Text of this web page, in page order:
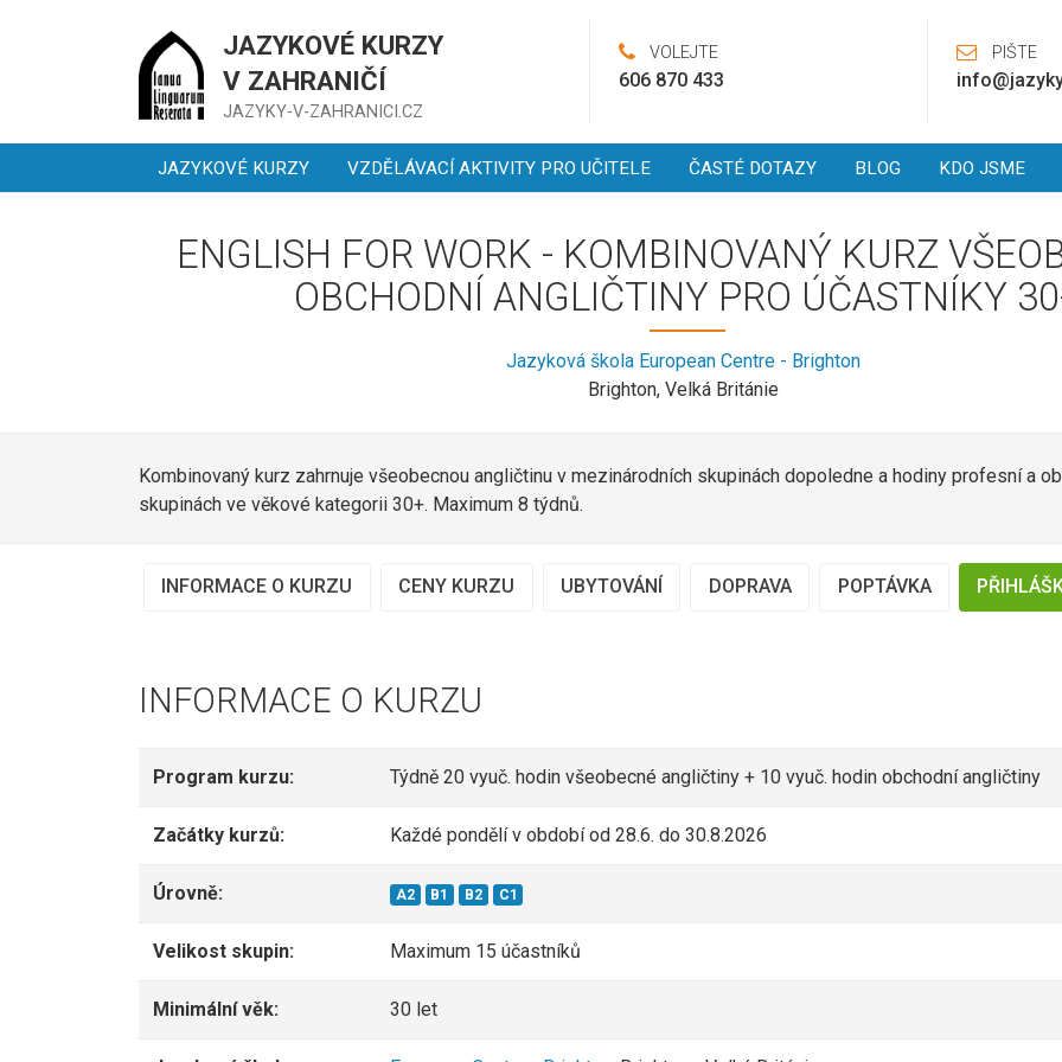
JAZYKOVÉ KURZY
V ZAHRANIČÍ
JAZYKY-V-ZAHRANICI.CZ
VOLEJTE
606 870 433
PIŠTE
JAZYKOVÉ KURZY VZDĚLÁVACÍ AKTIVITY PRO UČITELE ČASTÉ DOTAZY BLOG KDO JSME
ENGLISH FOR WORK - KOMBINOVANÝ KURZ
OBCHODNÍ ANGLIČTINY PRO ÚČASTNÍKY
Jazyková škola European Centre - Brighton
Brighton, Velká Británie
Kombinovaný kurz zahrnuje všeobecnou angličtinu v mezinárodních skupinách dopoledne a hodiny profesní a
skupinách ve věkové kategorii 30+. Maximum 8 týdnů.
INFORMACE O KURZU CENY KURZU UBYTOVÁNÍ DOPRAVA POPTÁVKA
INFORMACE O KURZU
Program kurzu: Týdně 20 vyuč. hodin všeobecné angličtiny + 10 vyuč. hodin obchodní angličtiny
Začátky kurzů: Každé pondělí v období od 28.6. do 30.8.2026
Úrovně: A2 B1 B2 C1
Velikost skupin: Maximum 15 účastníků
Minimální věk: 30 let